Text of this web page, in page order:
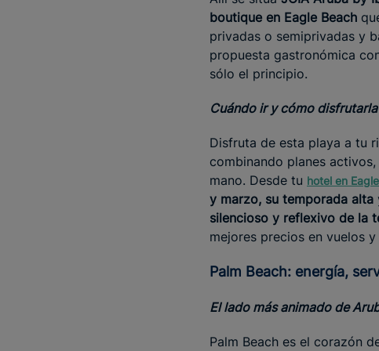
boutique en Eagle Beach
privadas o semiprivadas y
propuesta gastronómica
sólo el principio.
Cuándo ir y cómo disfrutarla
Disfruta de esta playa a tu
combinando planes
mano. Desde tu hotel en
y marzo, su temporada alta
silencioso y reflexivo de la
mejores precios en vuelos
Palm Beach: energía,
El lado más animado de
Palm Beach es el corazón